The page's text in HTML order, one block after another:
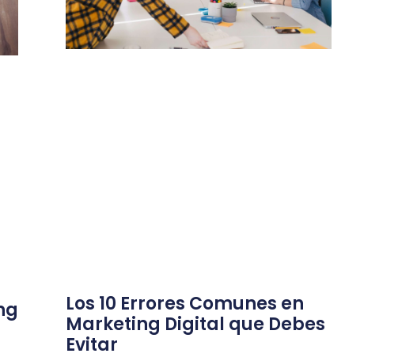
Los 10 Errores Comunes en
Marketing Digital que Debes
Evitar